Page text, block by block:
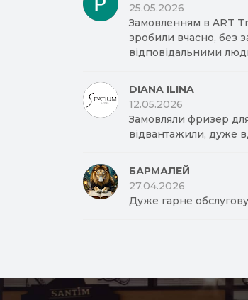
25.05.2026
Замовленням в ART
зробили вчасно, без
відповідальними
DIANA ILINA
12.05.2026
Замовляли фризер
відвантажили, дуже
БАРМАЛЕЙ
27.04.2026
Дуже гарне